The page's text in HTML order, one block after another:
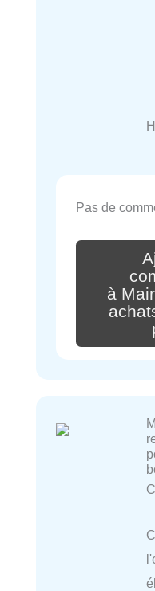
Pas de
à